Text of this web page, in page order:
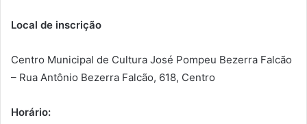
Local de inscrição
Centro Municipal de Cultura José Pompeu Bezerra Falcão
– Rua Antônio Bezerra Falcão, 618, Centro
Horário: